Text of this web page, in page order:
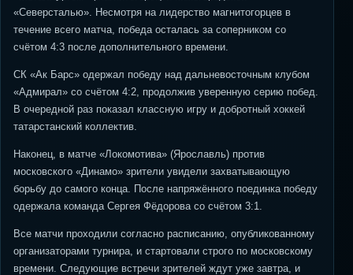
«Северсталью». Несмотря на лидерство магнитогорцев в
течение всего матча, победа осталась за соперником со
счётом 4:3 после дополнительного времени.
СК «Ак Барс» одержал победу над дальневосточным клубом
«Адмирал» со счётом 4:2, продолжив уверенную серию побед.
В очередной раз показал классную игру и добротный хоккей
татарстанский коллектив.
Наконец, в матче «Локомотива» (Ярославль) против
московского «Динамо» зрители увидели захватывающую
борьбу до самого конца. После напряжённого поединка победу
одержала команда Сергея Фёдорова со счётом 3:1.
Все матчи проходили согласно расписанию, опубликованному
организаторами турнира, и стартовали строго по московскому
времени. Следующие встречи зрителей ждут уже завтра, и